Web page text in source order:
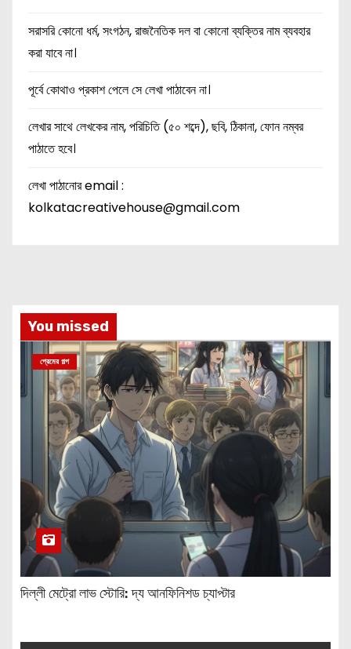
সরাসরি কোনো ধর্ম, সংগঠন, রাজনৈতিক দল বা কোনো ব্যক্তির নাম ব্যবহার
করা যাবে না।
পূর্বে কোথাও প্রকাশ পেলে সে লেখা পাঠাবেন না।
লেখার সাথে লেখকের নাম, পরিচিতি (৫০ শব্দে), ছবি, ঠিকানা, ফোন নম্বর
পাঠাতে হবে।
লেখা পাঠানোর email :
kolkatacreativehouse@gmail.com
You missed
প্রেমের গল্প
দিল্লী মেট্রো লাভ স্টোরি: দ্য আনফিনিশড চ্যাপ্টার